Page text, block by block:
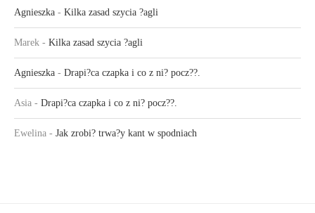
Agnieszka - Kilka zasad szycia ?agli
Marek - Kilka zasad szycia ?agli
Agnieszka - Drapi?ca czapka i co z ni? pocz??.
Asia - Drapi?ca czapka i co z ni? pocz??.
Ewelina - Jak zrobi? trwa?y kant w spodniach